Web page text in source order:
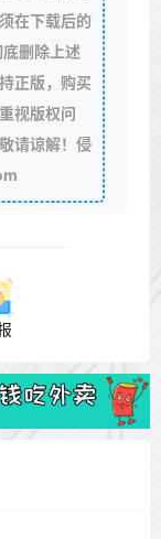
在下载后的
删除上述
正版，购买
视版权问
请谅解！侵